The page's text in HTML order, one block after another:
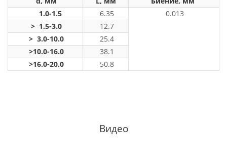
1.0-1.5
6.35
0.013
> 1.5-3.0
12.7
> 3.0-10.0
25.4
>10.0-16.0
38.1
>16.0-20.0
50.8
Видео